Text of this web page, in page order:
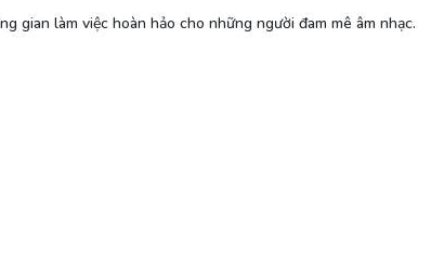
gian làm việc hoàn hảo cho những người đam mê âm nhạc.